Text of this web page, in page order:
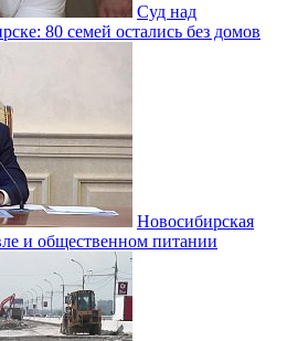
Суд над
80 семей остались без домов
Новосибирская
и общественном питании